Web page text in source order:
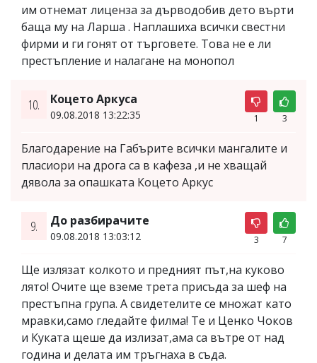
им отнемат лиценза за дърводобив дето върти
баща му на Ларша . Наплашиха всички свестни
фирми и ги гонят от търговете. Това не е ли
престъпление и налагане на монопол
10. Коцето Аркуса
09.08.2018 13:22:35 1 3
Благодарение на Габърите всички мангалите и
пласиори на дрога са в кафеза ,и не хващай
дявола за опашката Коцето Аркус
9. До разбирачите
09.08.2018 13:03:12 3 7
Ще излязат колкото и предният път,на куково
лято! Очите ще вземе трета присъда за шеф на
престъпна група. А свидетелите се множат като
мравки,само гледайте филма! Те и Ценко Чоков
и Куката щеше да излизат,ама са вътре от над
година и делата им тръгнаха в съда.